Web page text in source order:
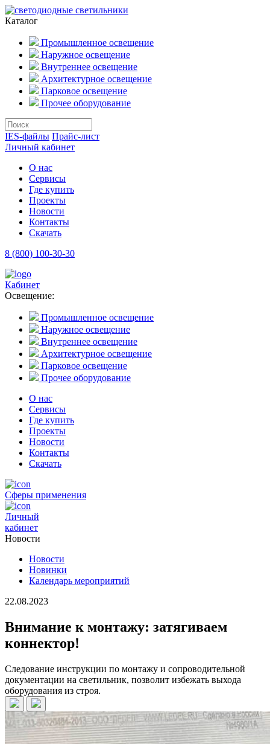
Каталог
Промышленное освещение
Наружное освещение
Внутреннее освещение
Архитектурное освещение
Парковое освещение
Прочее оборудование
IES-файлы Прайс-лист
Личный кабинет
О нас
Сервисы
Где купить
Проекты
Новости
Контакты
Скачать
8 (800) 100-30-30
Кабинет
Освещение:
Промышленное освещение
Наружное освещение
Внутреннее освещение
Архитектурное освещение
Парковое освещение
Прочее оборудование
О нас
Сервисы
Где купить
Проекты
Новости
Контакты
Скачать
Сферы применения
Личный
кабинет
Новости
Новости
Новинки
Календарь мероприятий
22.08.2023
Внимание к монтажу: затягиваем
коннектор!
Следование инструкции по монтажу и сопроводительной
документации на светильник, позволит избежать выхода
оборудования из строя.